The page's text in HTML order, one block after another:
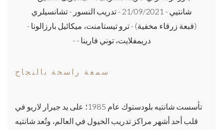
سمعة راسخة بالنجاح
تأسست شانتيه بلودستوك عام 1985؛ على يد جيرار لاريو في
قلب أحد أشهر مراكز تدريب الخيول في العالم، وتُعد شانتيه